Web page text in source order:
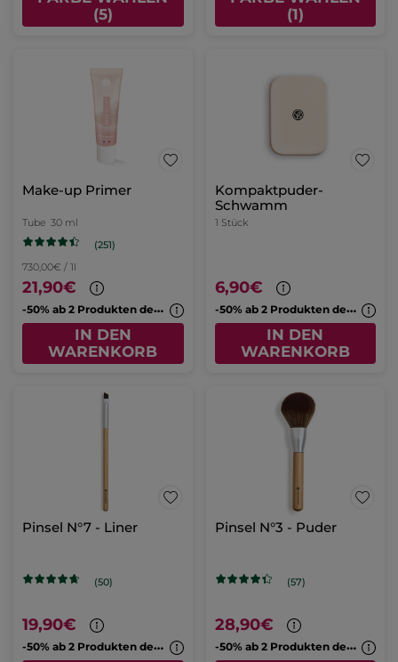
(5)
(1)
Make-up Primer
Tube 30 ml
(251)
730,00€ / 1l
21,90€
-
50% ab 2 Produkten deiner Wahl
IN DEN
WARENKORB
Kompaktpuder-
Schwamm
1 Stück
6,90€
-
50% ab 2 Produkten deiner Wahl
IN DEN
WARENKORB
Pinsel N°7 - Liner
(50)
19,90€
-
50% ab 2 Produkten deiner Wahl
Pinsel N°3 - Puder
(57)
28,90€
-
50% ab 2 Produkten deiner Wahl